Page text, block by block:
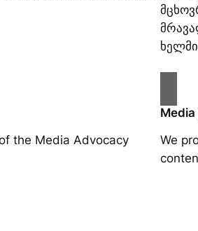
the Media Advocacy
We